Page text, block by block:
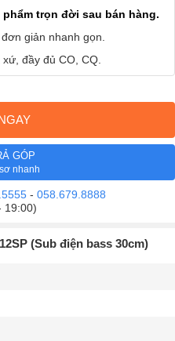
trọn đời sau bán hàng.
giản nhanh gọn.
đầy đủ CO, CQ.
GÓP
nhanh
- 058.679.8888
19:00)
(Sub điện bass 30cm)